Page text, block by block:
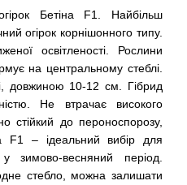
Бетіна F1. Найбільш
огірок корнішонного типу.
освітленості. Рослини
на центральному стеблі.
довжиною 10-12 см. Гібрид
Не втрачає високого
стійкий до пероноспорозу,
F1 – ідеальний вибір для
зимово-весняний період.
стебло, можна залишати